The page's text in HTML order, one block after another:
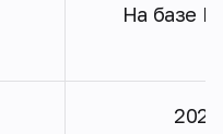
На базе